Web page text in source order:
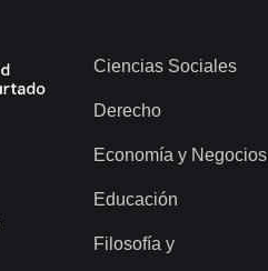
Ciencias Sociales
Derecho
Economía y Negocios
Educación
Filosofía y